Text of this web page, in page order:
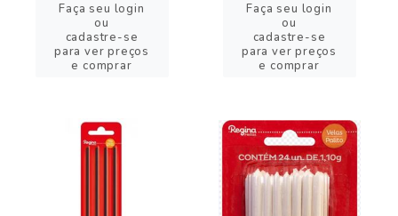
Faça seu login
ou
cadastre-se
para ver preços
e comprar
Faça seu login
ou
cadastre-se
para ver preços
e comprar